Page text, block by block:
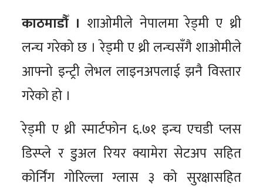
काठमाडौँ । शाओमीले नेपालमा रेड्मी ए थ्री
लन्च गरेको छ । रेड्मी ए थ्री लन्चसँगै शाओमीले
आफ्नो इन्ट्री लेभल लाइनअपलाई झनै विस्तार
गरेको हो ।
रेड्मी ए थ्री स्मार्टफोन ६.७१ इन्च एचडी प्लस
डिस्प्ले र डुअल रियर क्यामेरा सेटअप सहित
कोर्निंग गोरिल्ला ग्लास ३ को सुरक्षासहित